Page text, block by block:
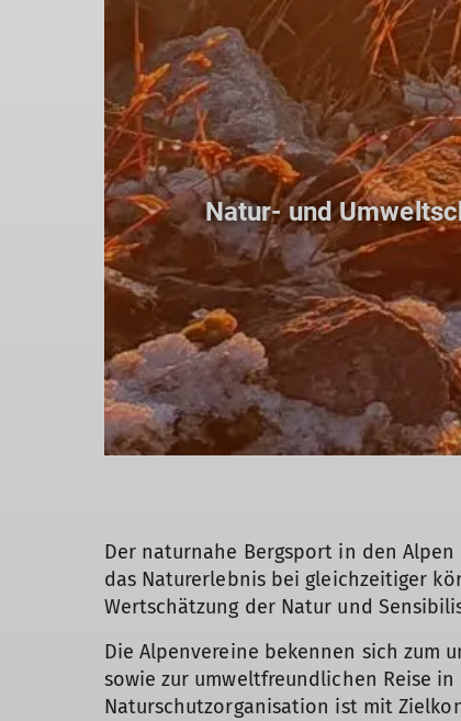
Natur- und
Der naturnahe Bergsport in den
das Naturerlebnis bei gleichzeitiger
Wertschätzung der Natur und
Die Alpenvereine bekennen sich zum
sowie zur umweltfreundlichen Reise
Naturschutzorganisation ist mit